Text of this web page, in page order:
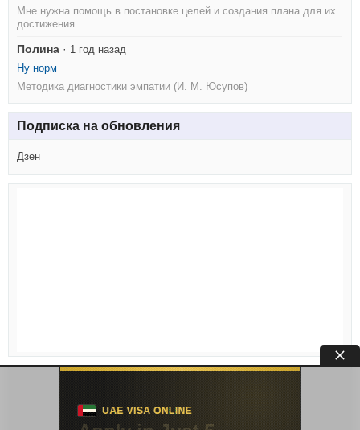
Мне нужна помощь в постановке целей и создания плана для их
достижения.
Полина · 1 год назад
Ну норм
Методика диагностики эмпатии (И. М. Юсупов)
Подписка на обновления
Дзен